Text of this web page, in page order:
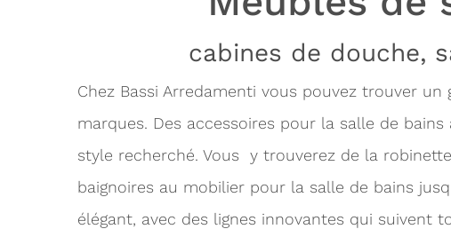
cabines de douche,
Chez Bassi Arredamenti vous pouvez trouver
marques. Des accessoires pour la salle de
style recherché. Vous y trouverez de la
baignoires au mobilier pour la salle de bains
élégant, avec des lignes innovantes qui suivent